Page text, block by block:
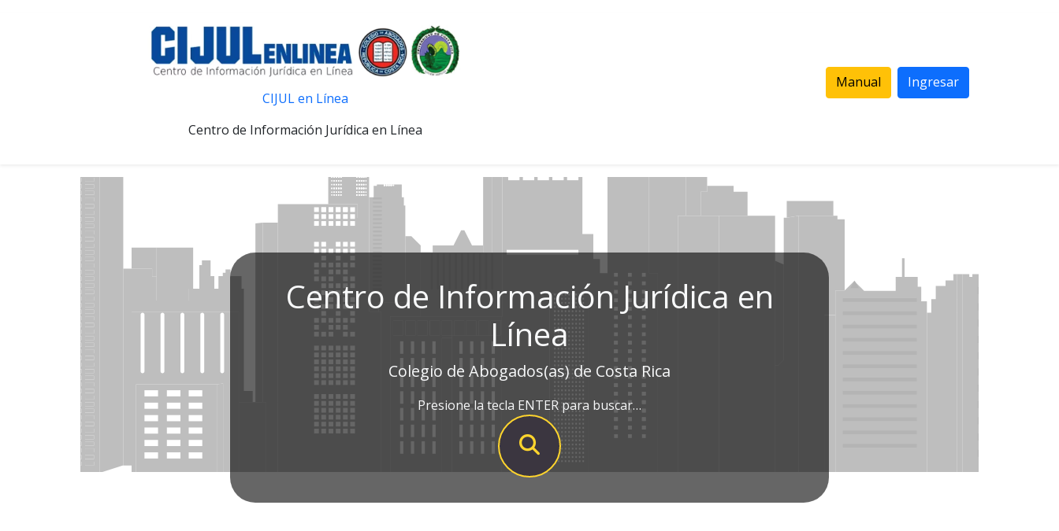
CIJUL en Línea
Centro de Información Jurídica en Línea
Manual Ingresar
Centro de Información Jurídica en
Línea
Colegio de Abogados(as) de Costa Rica
Presione la tecla ENTER para buscar…